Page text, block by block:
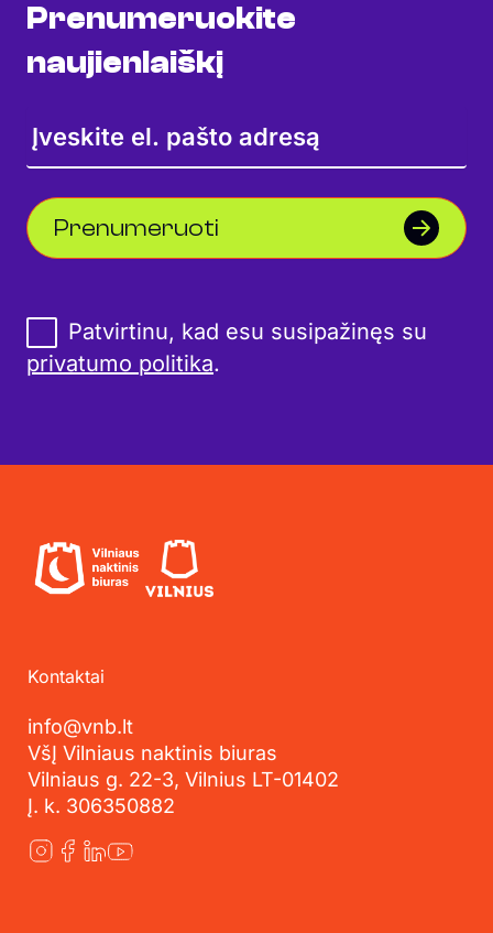
Prenumeruokite
naujienlaiškį
Prenumeruoti
Patvirtinu, kad esu susipažinęs su
privatumo politika.
Kontaktai
info@vnb.lt
VšĮ Vilniaus naktinis biuras
Vilniaus g. 22-3, Vilnius LT-01402
Į. k. 306350882